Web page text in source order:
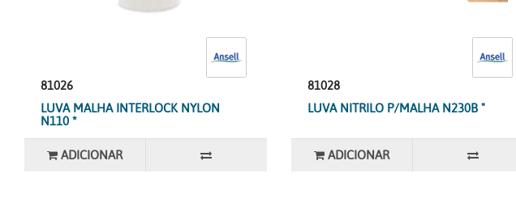
81026
LUVA MALHA INTERLOCK NYLON
N110 *
ADICIONAR
81028
LUVA NITRILO P/MALHA N230B "
ADICIONAR